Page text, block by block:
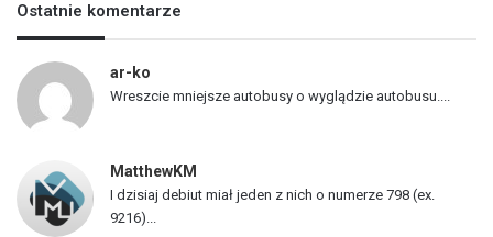
t
a
o
j
w
Ostatnie komentarze
ar-ko
Wreszcie mniejsze autobusy o wyglądzie autobusu....
MatthewKM
I dzisiaj debiut miał jeden z nich o numerze 798 (ex.
9216)...